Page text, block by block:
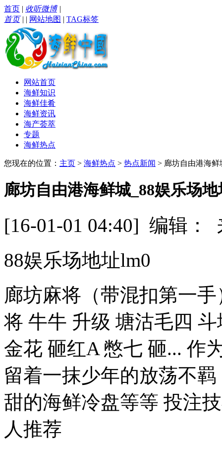
首页 | 收听微博|
首页| | 网站地图 | TAG标签
网站首页
海鲜知识
海鲜佳肴
海鲜资讯
海产荟萃
专题
海鲜热点
您现在的位置： 主页 > 海鲜热点 > 热点新闻 > 廊坊自由港海鲜
廊坊自由港海鲜城_88娱乐场
[16-01-01 04:40] 编辑
88娱乐场地址lm0
廊坊麻将（带混扣第一
将 牛牛 升级 塘沽毛四
金花 砸红A 憋七 砸... 作
留着一抹少年的放荡不
甜的海鲜冷盘等等 投注
人推荐